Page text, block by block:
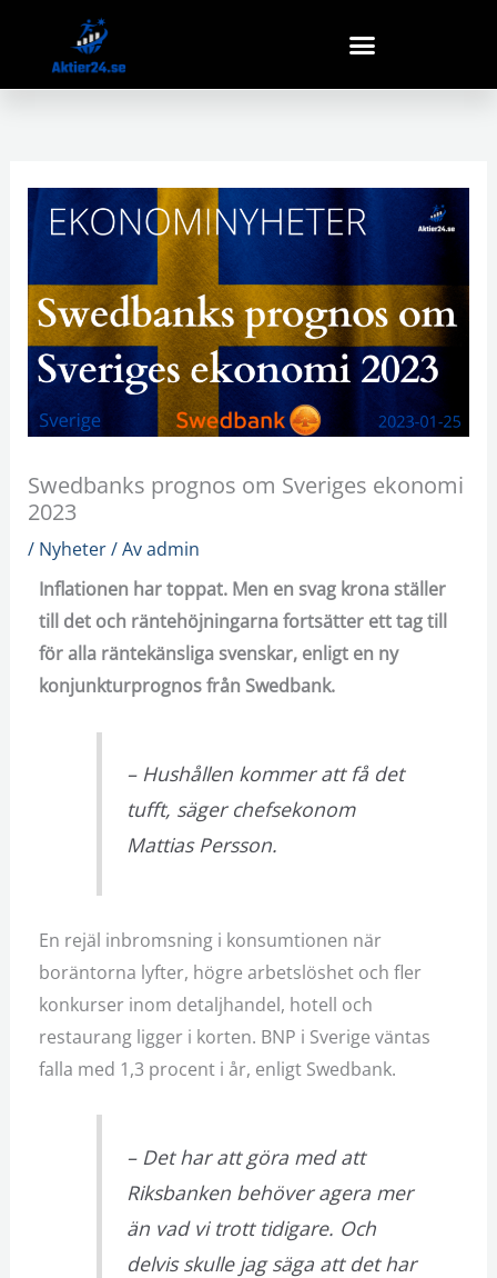
innehåll
Swedbanks prognos om Sveriges ekonomi
2023
/ Nyheter/ Avadmin
Inflationen har toppat. Men en svag krona ställer
till det och räntehöjningarna fortsätter ett tag till
för alla räntekänsliga svenskar, enligt en ny
konjunkturprognos från Swedbank.
– Hushållen kommer att få det
tufft, säger chefsekonom
Mattias Persson.
En rejäl inbromsning i konsumtionen när
boräntorna lyfter, högre arbetslöshet och fler
konkurser inom detaljhandel, hotell och
restaurang ligger i korten. BNP i Sverige väntas
falla med 1,3 procent i år, enligt Swedbank.
– Det har att göra med att
Riksbanken behöver agera mer
än vad vi trott tidigare. Och
delvis skulle jag säga att det har